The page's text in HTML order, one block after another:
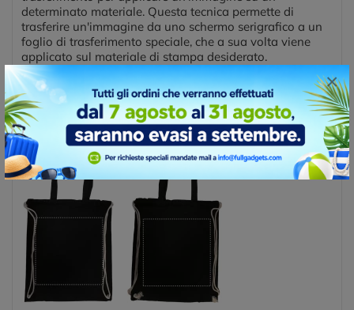
×
determinato materiale. Questa tecnica permette di
trasferire un'immagine da uno schermo serigrafico a un
foglio di trasferimento speciale, che a sua volta viene
applicato sul materiale di stampa desiderato.
Posizioni di stampa
FRONT BACK